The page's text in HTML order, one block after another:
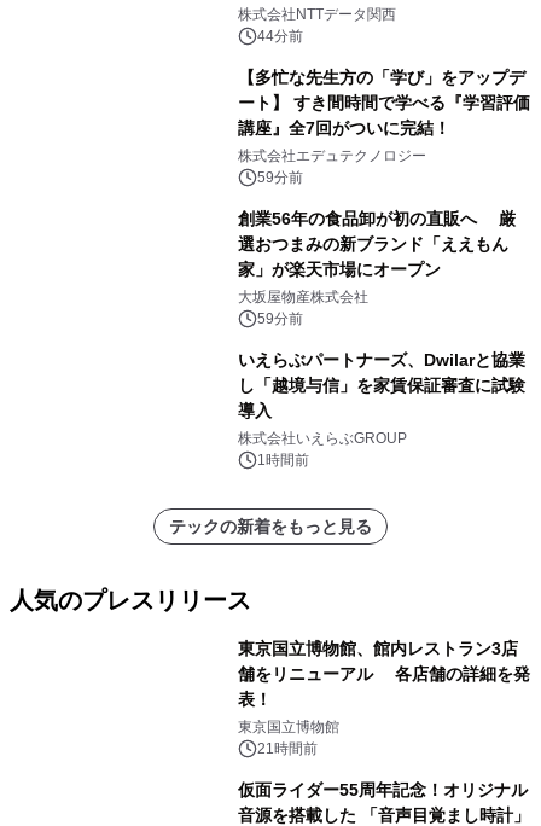
人認証と デジタルデバイド対策で実現
～
株式会社NTTデータ関西
44分前
【多忙な先生方の「学び」をアップデ
ート】 すき間時間で学べる『学習評価
講座』全7回がついに完結！
株式会社エデュテクノロジー
59分前
創業56年の食品卸が初の直販へ 厳
選おつまみの新ブランド「ええもん
家」が楽天市場にオープン
大坂屋物産株式会社
59分前
いえらぶパートナーズ、Dwilarと協業
し「越境与信」を家賃保証審査に試験
導入
株式会社いえらぶGROUP
1時間前
テックの新着をもっと見る
人気のプレスリリース
東京国立博物館、館内レストラン3店
舗をリニューアル 各店舗の詳細を発
表！
東京国立博物館
21時間前
仮面ライダー55周年記念！オリジナル
音源を搭載した 「音声目覚まし時計」